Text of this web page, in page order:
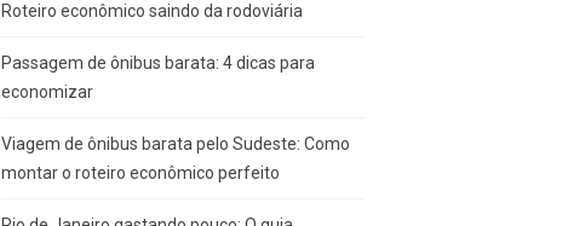
Roteiro econômico saindo da rodoviária
Passagem de ônibus barata: 4 dicas para
economizar
Viagem de ônibus barata pelo Sudeste: Como
montar o roteiro econômico perfeito